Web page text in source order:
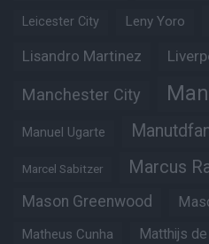
Leicester City Leny Yoro
Lisandro Martinez
Manchester City
Manuel Ugarte
Marcel Sabitzer Marcus
Mason Greenwood
Matheus Cunha Matthijs